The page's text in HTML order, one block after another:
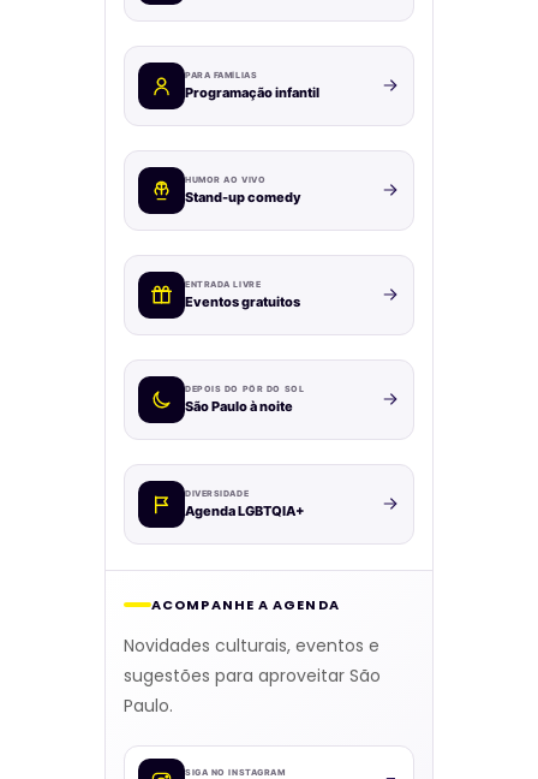
PARA FAMÍLIAS
Programação infantil
HUMOR AO VIVO
Stand-up comedy
ENTRADA LIVRE
Eventos gratuitos
DEPOIS DO PÔR DO SOL
São Paulo à noite
DIVERSIDADE
Agenda LGBTQIA+
ACOMPANHE A AGENDA
Novidades culturais, eventos e
sugestões para aproveitar São
Paulo.
SIGA NO INSTAGRAM